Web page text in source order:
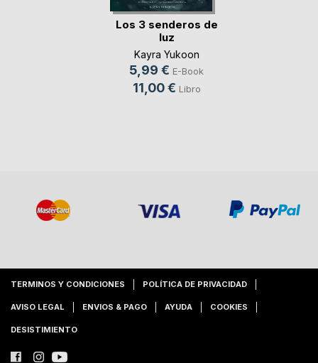
Los 3 senderos de
luz
Kayra Yukoon
5,99 € E-Book
11,00 € Libro
TERMINOS Y CONDICIONES POLÍTICA DE PRIVACIDAD
AVISO LEGAL ENVIOS & PAGO AYUDA COOKIES
DESISTIMIENTO